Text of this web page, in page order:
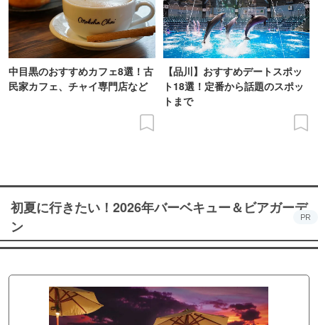
中目黒のおすすめカフェ8選！古
民家カフェ、チャイ専門店など
【品川】おすすめデートスポッ
ト18選！定番から話題のスポッ
トまで
初夏に行きたい！2026年バーベキュー＆ビアガーデ
ン
PR